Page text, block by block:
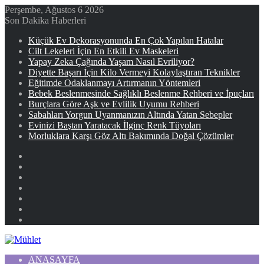
Perşembe, Ağustos 6 2026
Son Dakika Haberleri
Küçük Ev Dekorasyonunda En Çok Yapılan Hatalar
Cilt Lekeleri İçin En Etkili Ev Maskeleri
Yapay Zeka Çağında Yaşam Nasıl Evriliyor?
Diyette Başarı İçin Kilo Vermeyi Kolaylaştıran Teknikler
Eğitimde Odaklanmayı Artırmanın Yöntemleri
Bebek Beslenmesinde Sağlıklı Beslenme Rehberi ve İpuçları
Burçlara Göre Aşk ve Evlilik Uyumu Rehberi
Sabahları Yorgun Uyanmanızın Altında Yatan Sebepler
Evinizi Baştan Yaratacak İlginç Renk Tüyoları
Morluklara Karşı Göz Altı Bakımında Doğal Çözümler
ANASAYFA